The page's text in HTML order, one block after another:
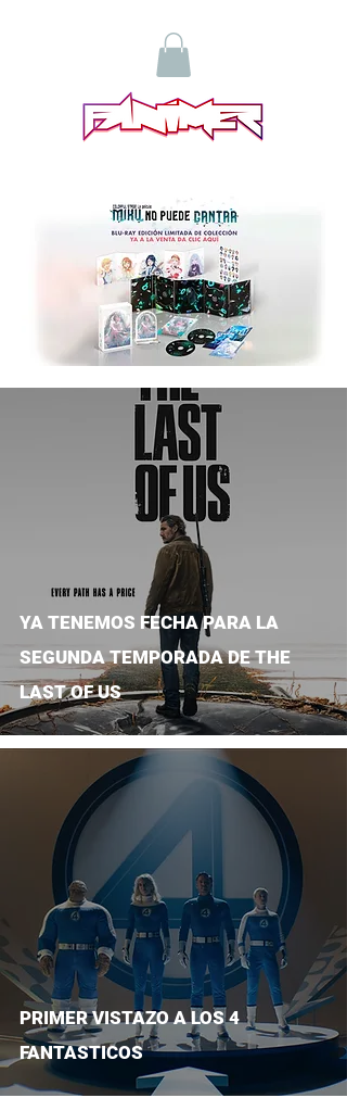
YA TENEMOS FECHA PARA LA
SEGUNDA TEMPORADA DE THE
LAST OF US
PRIMER VISTAZO A LOS 4
FANTASTICOS